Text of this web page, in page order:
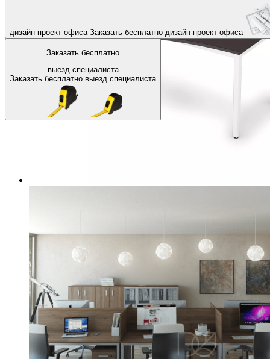
дизайн-проект офиса Заказать бесплатно дизайн-проект офиса
Заказать бесплатно
выезд специалиста
Заказать бесплатно выезд специалиста